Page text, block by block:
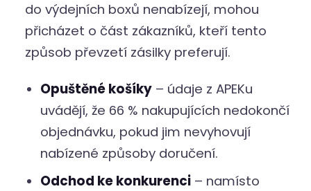
do výdejních boxů nenabízejí, mohou
přicházet o část zákazníků, kteří tento
způsob převzetí zásilky preferují.
Opuštěné košíky – údaje z APEKu
uvádějí, že 66 % nakupujících nedokončí
objednávku, pokud jim nevyhovují
nabízené způsoby doručení.
Odchod ke konkurenci – namísto